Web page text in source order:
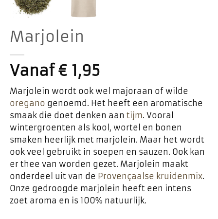
Marjolein
Vanaf€1,95
Marjolein wordt ook wel majoraan of wilde
oregano genoemd. Het heeft een aromatische
smaak die doet denken aan tijm. Vooral
wintergroenten als kool, wortel en bonen
smaken heerlijk met marjolein. Maar het wordt
ook veel gebruikt in soepen en sauzen. Ook kan
er thee van worden gezet. Marjolein maakt
onderdeel uit van de Provençaalse kruidenmix.
Onze gedroogde marjolein heeft een intens
zoet aroma en is 100% natuurlijk.